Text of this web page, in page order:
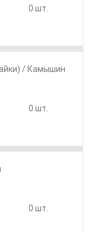
0 шт.
/ Камышин
0 шт.
0 шт.